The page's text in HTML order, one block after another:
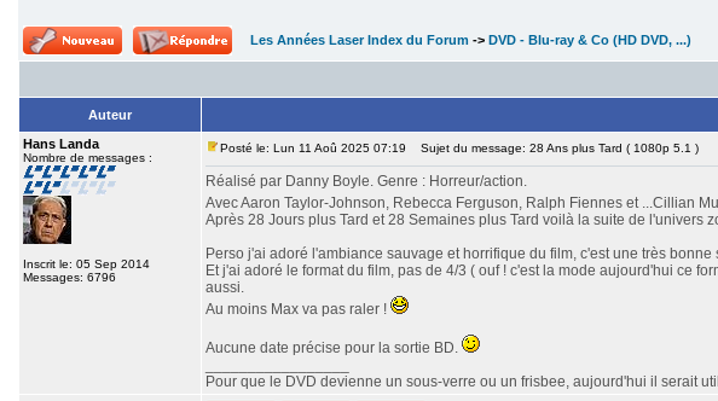
Les Années Laser Index du Forum -> DVD - Blu-ray & Co (HD DVD, ...)
Auteur
Hans Landa
Nombre de messages :
Inscrit le: 05 Sep 2014
Messages: 6796
Posté le: Lun 11 Aoû 2025 07:19 Sujet du message: 28 Ans plus Tard ( 1080p 5.1 )
Réalisé par Danny Boyle. Genre : Horreur/action.
Avec Aaron Taylor-Johnson, Rebecca Ferguson, Ralph Fiennes et ...Cillian
Après 28 Jours plus Tard et 28 Semaines plus Tard voilà la suite de l'univers
Perso j'ai adoré l'ambiance sauvage et horrifique du film, c'est une très
Et j'ai adoré le format du film, pas de 4/3 ( ouf ! c'est la mode aujourd'hui ce
aussi.
Au moins Max va pas raler !
Aucune date précise pour la sortie BD.
Pour que le DVD devienne un sous-verre ou un frisbee, aujourd'hui il serait